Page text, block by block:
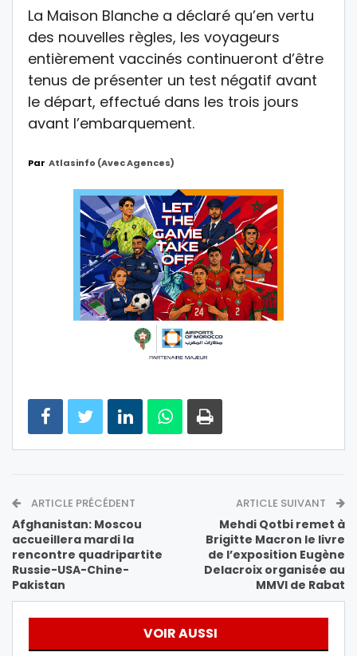
La Maison Blanche a déclaré qu’en vertu
des nouvelles règles, les voyageurs
entièrement vaccinés continueront d’être
tenus de présenter un test négatif avant
le départ, effectué dans les trois jours
avant l’embarquement.
Par Atlasinfo (avec Agences)
ARTICLE PRÉCÉDENT
Afghanistan: Moscou
accueillera mardi la
rencontre quadripartite
Russie-USA-Chine-
Pakistan
ARTICLE SUIVANT
Mehdi Qotbi remet à
Brigitte Macron le livre
de l’exposition Eugène
Delacroix organisée au
MMVI de Rabat
VOIR AUSSI